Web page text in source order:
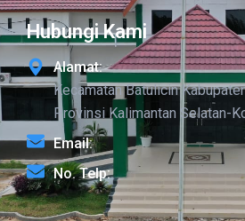
Hubungi Kami
Alamat:
Kecamatan Batulicin
Provinsi Kalimantan Selatan-
Email:
No. Telp: